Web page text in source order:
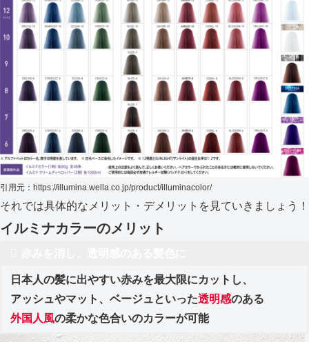
引用元：https://illumina.wella.co.jp/product/illuminacolor/
それでは具体的なメリット・デメリットを見ていきましょう！
イルミナカラーのメリット
日本人の髪に出やすい赤みを最大限にカットし、
アッシュやマット、ベージュといった透明感のある
外国人風の柔かな色合いのカラーが可能